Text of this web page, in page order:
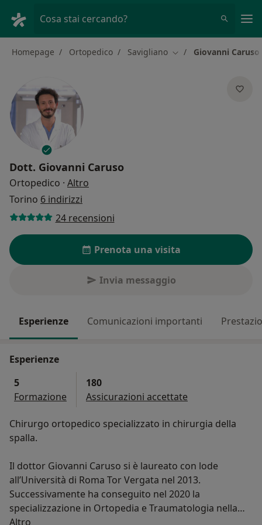
Cosa stai cercando?
Homepage Ortopedico Savigliano Cambia città
Giovanni Caruso
Dott. Giovanni Caruso
Ortopedico · Altro
Torino 6 indirizzi
24 recensioni
Prenota una visita
Invia messaggio
Esperienze Comunicazioni importanti
Esperienze
5
Formazione
180
Assicurazioni accettate
Chirurgo ortopedico specializzato in chirurgia della
spalla.
Il dottor Giovanni Caruso si è laureato con lode
all’Università di Roma Tor Vergata nel 2013.
Successivamente ha conseguito nel 2020 la
specializzazione in Ortopedia e Traumatologia nella
prestigiosa Université Catholique De Lovain nella
Altro